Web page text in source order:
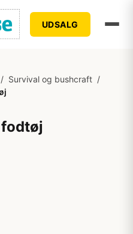
UDSALG
/ Survival og bushcraft /